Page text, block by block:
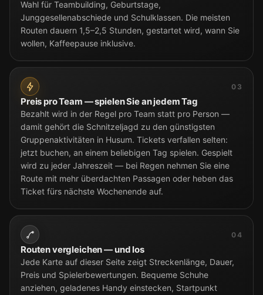
Wahl für Teambuilding, Geburtstage,
Junggesellenabschiede und Schulklassen. Die meisten
Routen dauern 1,5–2,5 Stunden, gestartet wird, wann Sie
wollen, Kaffeepause inklusive.
03
Preis pro Team — spielen Sie an jedem Tag
Bezahlt wird in der Regel pro Team statt pro Person —
damit gehört die Schnitzeljagd zu den günstigsten
Gruppenaktivitäten in Husum. Tickets verfallen selten:
jetzt buchen, an einem beliebigen Tag spielen. Gespielt
wird zu jeder Jahreszeit — bei Regen nehmen Sie eine
Route mit mehr überdachten Passagen oder heben das
Ticket fürs nächste Wochenende auf.
04
Routen vergleichen — und los
Jede Karte auf dieser Seite zeigt Streckenlänge, Dauer,
Preis und Spielerbewertungen. Bequeme Schuhe
anziehen, geladenes Handy einstecken, Startpunkt